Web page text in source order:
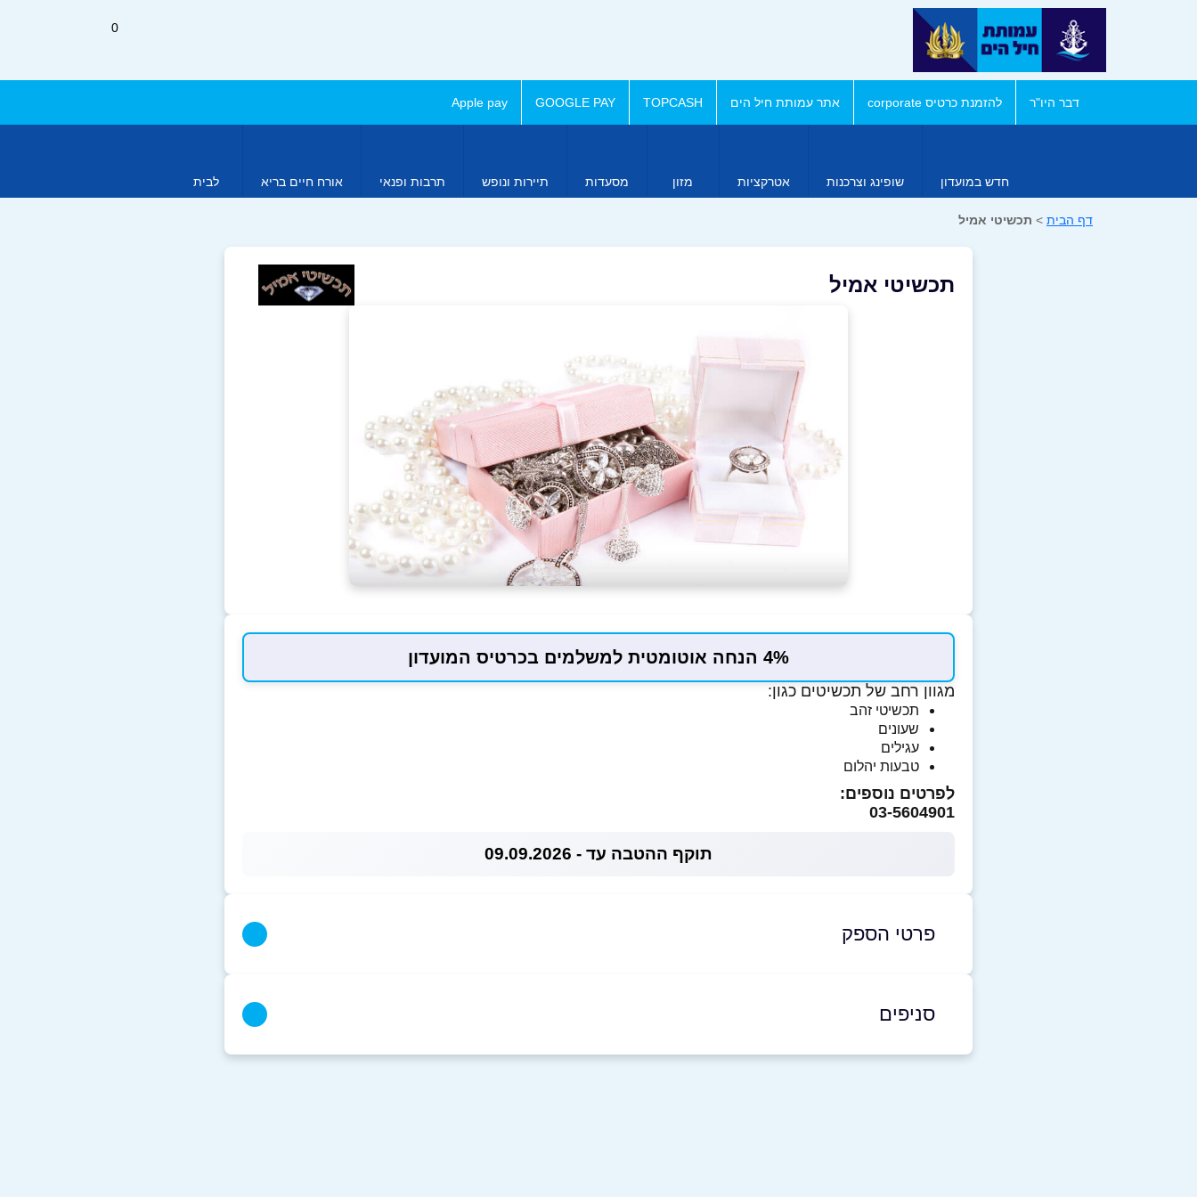
0
דבר היו"ר להזמנת כרטיס corporate אתר עמותת חיל הים TOPCASH
GOOGLE PAY
Apple pay
חדש במועדון שופינג וצרכנות אטרקציות מזון מסעדות תיירות ונופש תרבות ופנאי אורח חיים בריא לבית
דף הבית > תכשיטי אמיל
תכשיטי אמיל
4% הנחה אוטומטית למשלמים בכרטיס המועדון
מגוון רחב של תכשיטים כגון:
תכשיטי זהב
שעונים
עגילים
טבעות יהלום
לפרטים נוספים:
03-5604901
תוקף ההטבה עד - 09.09.2026
פרטי הספק
סניפים
בת ים